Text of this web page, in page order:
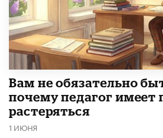
​Вам не обязательно
почему педагог имеет
растеряться
1 ИЮНЯ